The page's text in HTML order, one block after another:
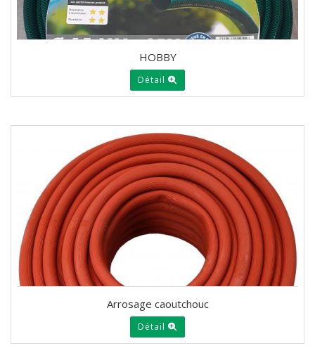
HOBBY
Détail
Arrosage caoutchouc
Détail